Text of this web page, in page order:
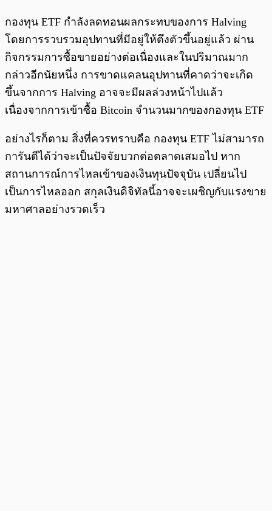
กองทุน ETF กำลังลดทอนผลกระทบของการ Halving
โดยการรวบรวมอุปทานที่มีอยู่ให้ตึงตัวขึ้นอยู่แล้ว ผ่าน
กิจกรรมการซื้อขายอย่างต่อเนื่องและในปริมาณมาก
กล่าวอีกนัยหนึ่ง การขาดแคลนอุปทานที่คาดว่าจะเกิด
ขึ้นจากการ Halving อาจจะมีผลล่วงหน้าไปแล้ว
เนื่องจากการเข้าซื้อ Bitcoin จำนวนมากของกองทุน ETF
อย่างไรก็ตาม สิ่งที่ควรทราบคือ กองทุน ETF ไม่สามารถ
การันตีได้ว่าจะเป็นปัจจัยบวกต่อตลาดเสมอไป หาก
สถานการณ์การไหลเข้าของเงินทุนปัจจุบัน เปลี่ยนไป
เป็นการไหลออก สกุลเงินดิจิทัลนี้อาจจะเผชิญกับแรงขาย
มหาศาลอย่างรวดเร็ว